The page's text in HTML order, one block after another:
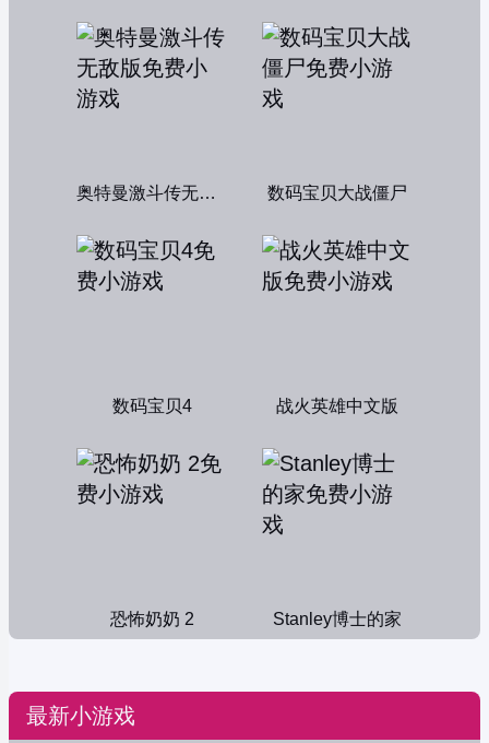
奥特曼激斗传无敌版 数码宝贝大战僵尸
数码宝贝4 战火英雄中文版
恐怖奶奶 2 Stanley博士的家
最新小游戏